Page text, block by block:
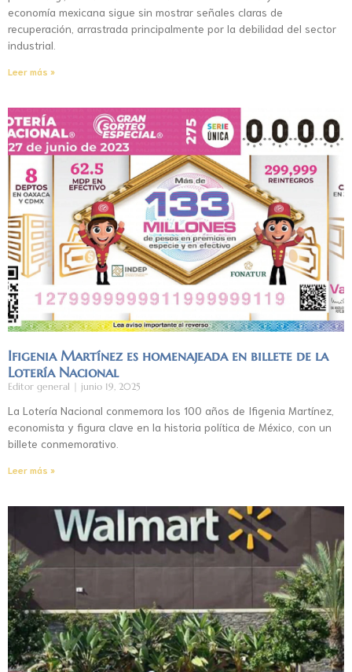
economía mexicana sigue sin mostrar señales claras de
recuperación, arrastrada principalmente por la debilidad del sector
industrial.
Leer más »
Ifigenia Martínez es homenajeada en billete de la
Lotería Nacional
Editor general junio 19, 2025
La Lotería Nacional conmemora los 100 años de Ifigenia Martínez,
economista y figura clave en la historia política de México, con un
billete conmemorativo.
Leer más »